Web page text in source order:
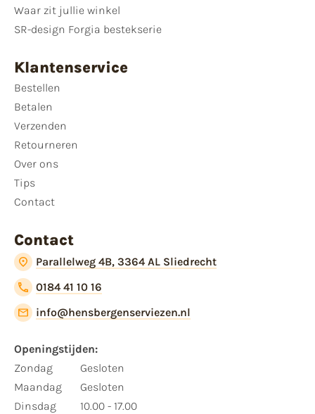
Waar zit jullie winkel
SR-design Forgia bestekserie
Klantenservice
Bestellen
Betalen
Verzenden
Retourneren
Over ons
Tips
Contact
Contact
Parallelweg 4B, 3364 AL Sliedrecht
0184 41 10 16
info@hensbergenserviezen.nl
Openingstijden:
Zondag
Maandag
Dinsdag
Gesloten
Gesloten
10.00 - 17.00